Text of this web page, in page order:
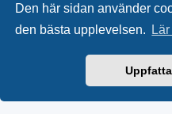
Den här sidan använder
den bästa upplevelsen.
Swedish translation by